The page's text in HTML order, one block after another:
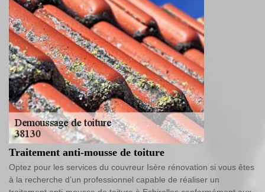
Traitement anti-mousse de toiture
Optez pour les services du couvreur Isère rénovation si vous êtes
à la recherche d’un professionnel capable de réaliser un